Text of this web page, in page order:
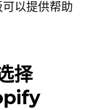
可以提供帮助
择